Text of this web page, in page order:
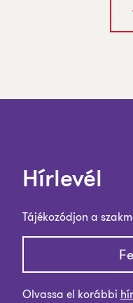
Hírlevél
Tájékozódjon a
Olvassa el korábbi